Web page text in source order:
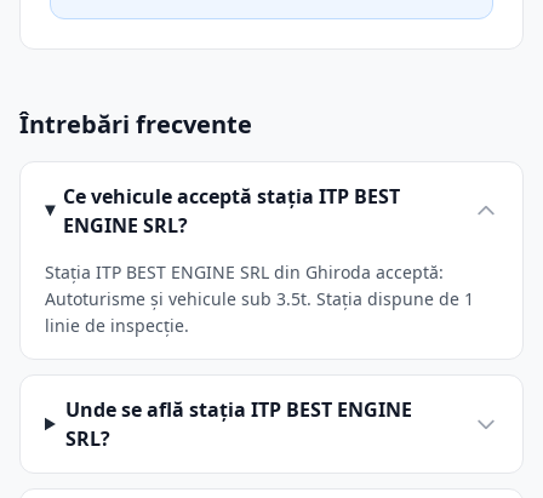
Întrebări frecvente
Ce vehicule acceptă stația ITP BEST
ENGINE SRL?
Stația ITP BEST ENGINE SRL din Ghiroda acceptă:
Autoturisme și vehicule sub 3.5t. Stația dispune de 1
linie de inspecție.
Unde se află stația ITP BEST ENGINE
SRL?